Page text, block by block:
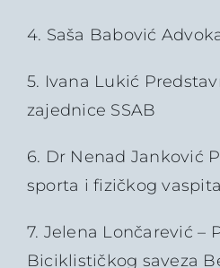
4. Saša Babović
5. Ivana Lukić
zajednice SSAB
6. Dr Nenad Janković
sporta i fizičkog
7. Jelena Lončarević –
Biciklističkog saveza